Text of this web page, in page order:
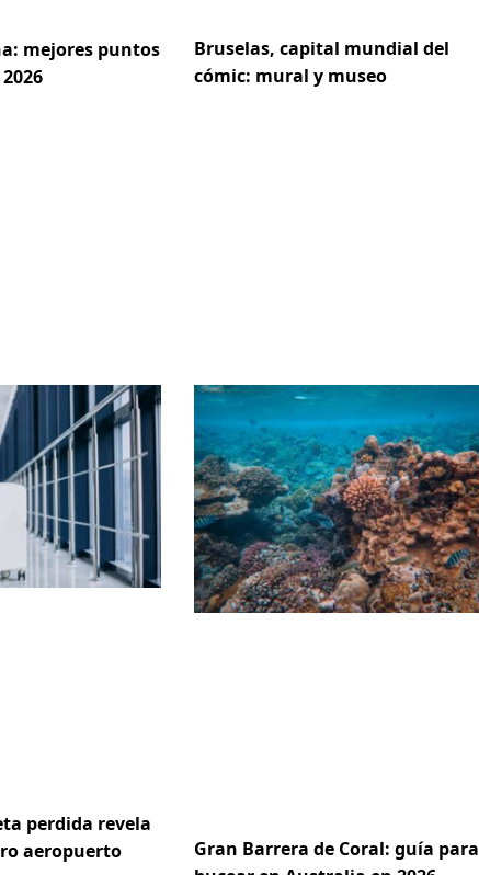
mejores puntos
Bruselas, capital mundial del
cómic: mural y museo
perdida revela
aeropuerto
Gran Barrera de Coral: guía para